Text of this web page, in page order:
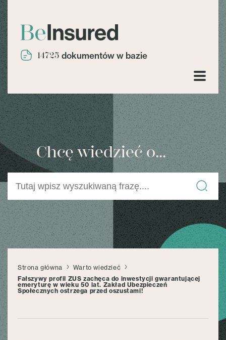
14725 dokumentów w bazie
Chcę wiedzieć o...
Strona główna
Warto wiedzieć
Fałszywy profil ZUS zachęca do inwestycji gwarantującej
emeryturę w wieku 50 lat. Zakład Ubezpieczeń
Społecznych ostrzega przed oszustami!